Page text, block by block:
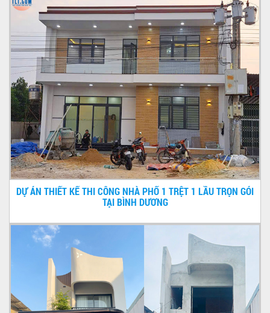
DỰ ÁN THIẾT KẾ THI CÔNG NHÀ PHỐ 1 TRỆT 1 LẦU TRỌN GÓI
TẠI BÌNH DƯƠNG